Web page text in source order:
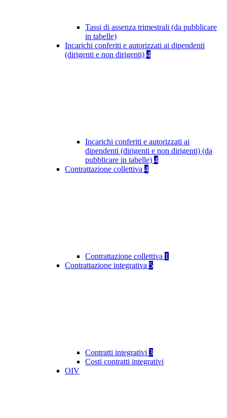
Tassi di assenza trimestrali (da pubblicare
in tabelle)
Incarichi conferiti e autorizzati ai dipendenti
(dirigenti e non dirigenti) 4
Incarichi conferiti e autorizzati ai
dipendenti (dirigenti e non dirigenti) (da
pubblicare in tabelle) 4
Contrattazione collettiva 4
Contrattazione collettiva 1
Contrattazione integrativa 5
Contratti integrativi 3
Costi contratti integrativi
OIV